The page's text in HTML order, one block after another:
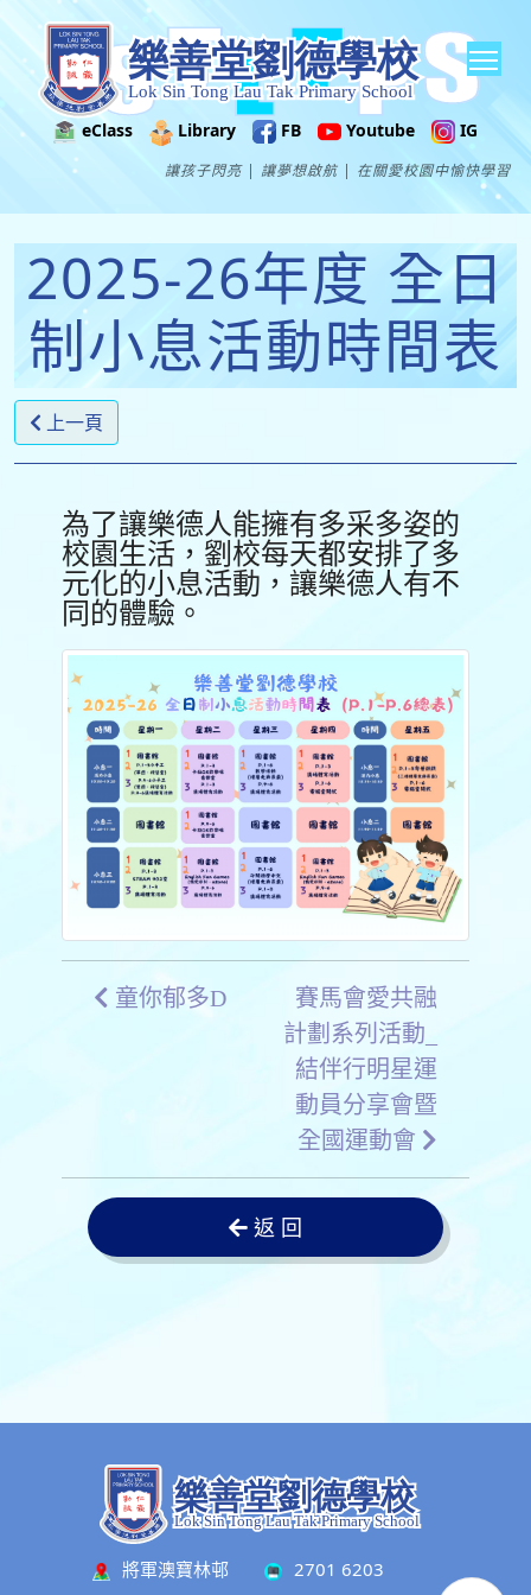
eClass Library FB Youtube IG
讓孩子閃亮 | 讓夢想啟航 | 在關愛校園中愉快學習
2025-26年度 全日
制小息活動時間表
上一頁
為了讓樂德人能擁有多采多姿的
校園生活，劉校每天都安排了多
元化的小息活動，讓樂德人有不
同的體驗。
童你郁多D
賽馬會愛共融
計劃系列活動_
結伴行明星運
動員分享會暨
全國運動會
返 回
將軍澳寶林邨 2701 6203